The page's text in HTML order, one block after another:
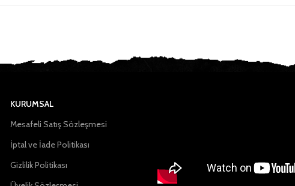
KURUMSAL
Mesafeli Satış Sözleşmesi
İptal ve İade Politikası
Gizlilik Politikası